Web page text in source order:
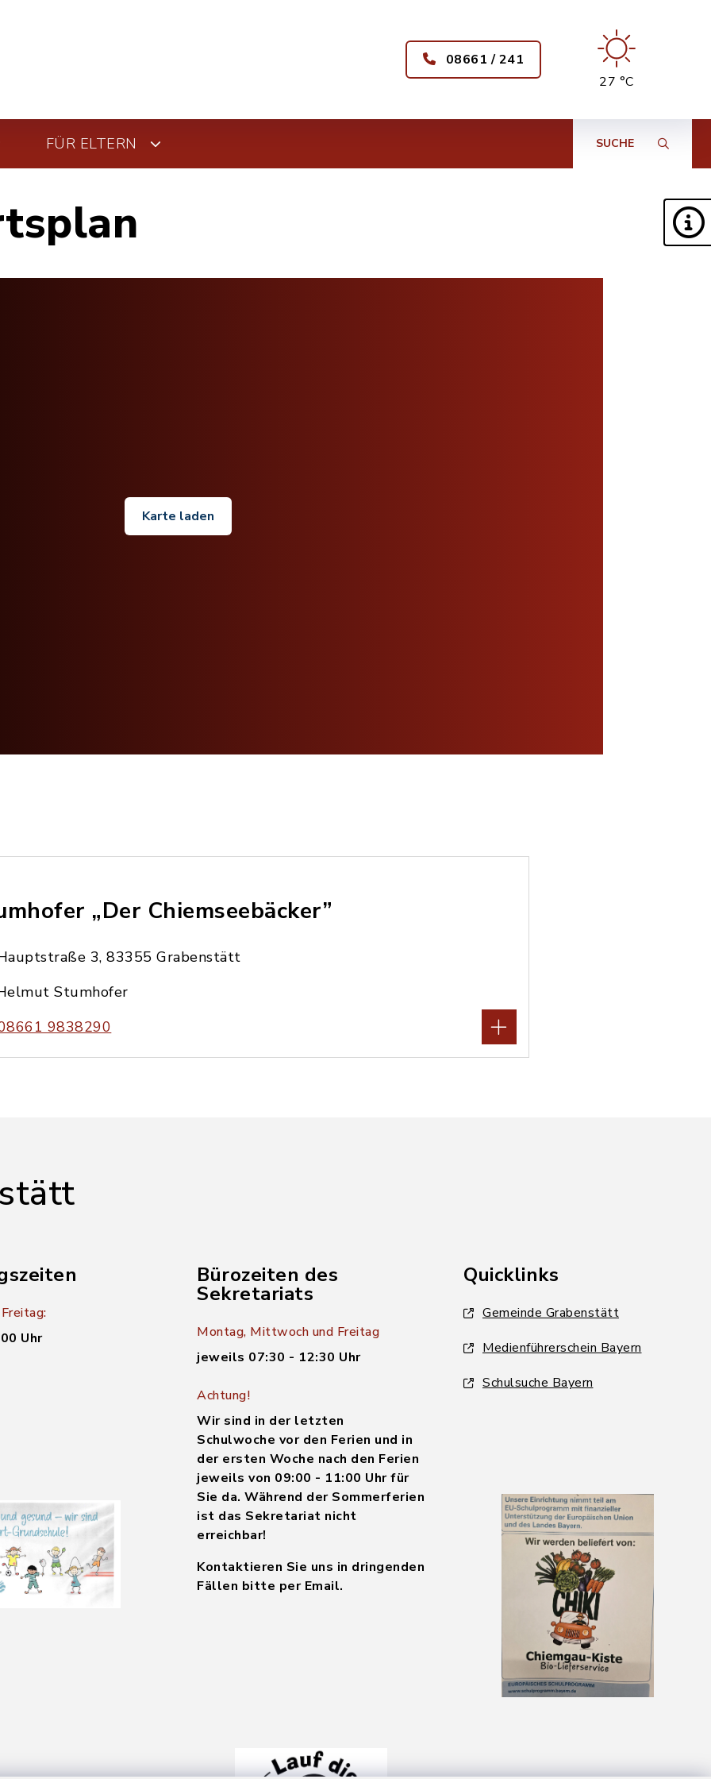
08661 / 241
27 °C
FÜR ELTERN SUCHE
Karte laden
„Der Chiemseebäcker”
3, 83355 Grabenstätt
Stumhofer
9838290
Uhr
Bürozeiten des
Sekretariats
Montag, Mittwoch und Freitag
jeweils 07:30 - 12:30 Uhr
Achtung!
Wir sind in der letzten
Schulwoche vor den Ferien und in
der ersten Woche nach den Ferien
jeweils von 09:00 - 11:00 Uhr für
Sie da. Während der Sommerferien
ist das Sekretariat nicht
erreichbar!
Kontaktieren Sie uns in dringenden
Fällen bitte per Email.
Quicklinks
Gemeinde Grabenstätt
Medienführerschein Bayern
Schulsuche Bayern